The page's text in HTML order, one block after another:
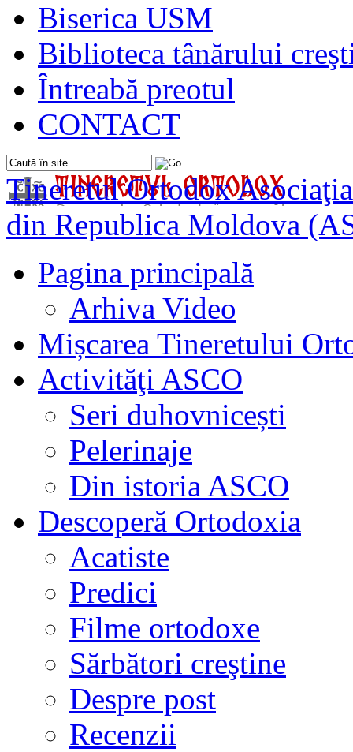
Biserica USM
Biblioteca tânărului
Întreabă preotul
CONTACT
Tineretul Ortodox
din Republica Moldova
Pagina principală
Arhiva Video
Mișcarea Tineretului
Activităţi ASCO
Seri duhovnicești
Pelerinaje
Din istoria ASCO
Descoperă Ortodoxia
Acatiste
Predici
Filme ortodoxe
Sărbători creştine
Despre post
Recenzii